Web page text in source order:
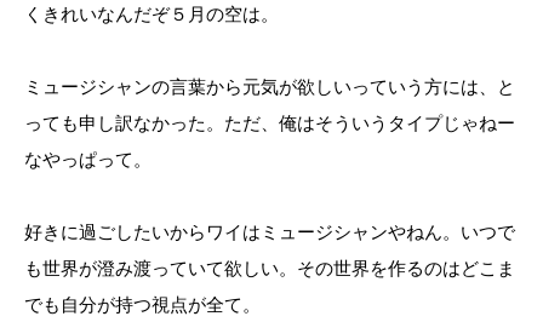
くきれいなんだぞ５月の空は。
ミュージシャンの言葉から元気が欲しいっていう方には、と
っても申し訳なかった。ただ、俺はそういうタイプじゃねー
なやっぱって。
好きに過ごしたいからワイはミュージシャンやねん。いつで
も世界が澄み渡っていて欲しい。その世界を作るのはどこま
でも自分が持つ視点が全て。